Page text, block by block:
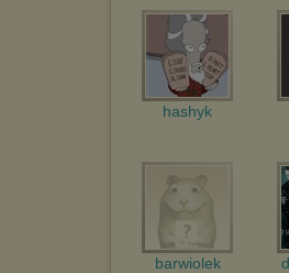
hashyk
barwiolek